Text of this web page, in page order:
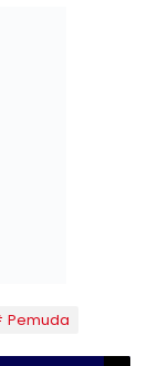
Pemuda